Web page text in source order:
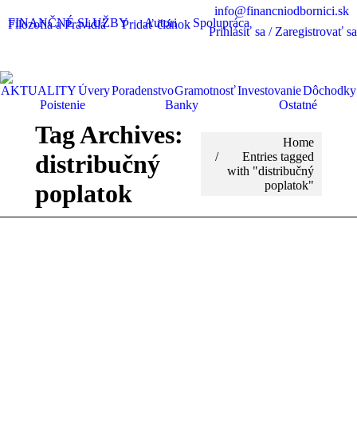
info@financniodbornici.sk
FINANČNÉ SLUŽBY
Autori Spolupráca
Filozofia a Pravidlá Pridať článok
Prihlásiť sa / Zaregistrovať sa
AKTUALITYÚveryPoradenstvoGramotnosťInvestovanieDôchodky
Poistenie
Banky Ostatné
Tag Archives:
distribučný
poplatok
Home
Entries tagged
with "distribučný
poplatok"